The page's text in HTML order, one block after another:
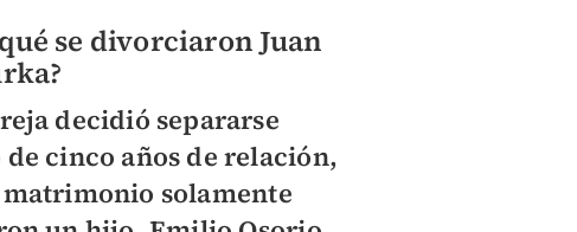
se divorciaron Juan
decidió separarse
de cinco años de relación,
matrimonio solamente